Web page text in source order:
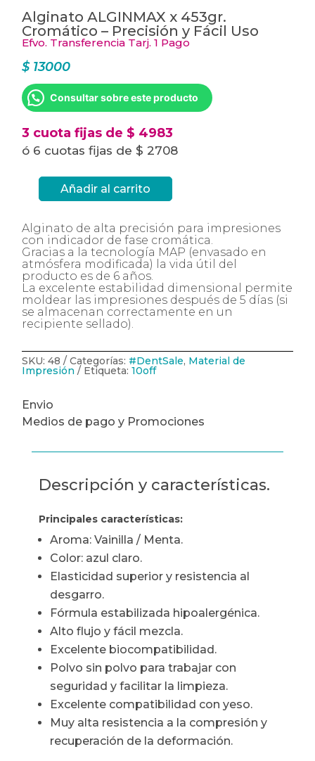
Alginato ALGINMAX x 453gr.
Cromático – Precisión y Fácil Uso
Efvo. Transferencia Tarj. 1 Pago
$13000
Consultar sobre este producto
3 cuota fijas de $ 4983
ó 6 cuotas fijas de $ 2708
Alginato
ALGINMAX
453gr.
Cromático
-
Precisión
y
Fácil
Uso
cantidad
Añadir al carrito
Alginato de alta precisión para impresiones
con indicador de fase cromática.
Gracias a la tecnología MAP (envasado en
atmósfera modificada) la vida útil del
producto es de 6 años.
La excelente estabilidad dimensional permite
moldear las impresiones después de 5 días (si
se almacenan correctamente en un
recipiente sellado).
SKU:48 Categorías: #DentSale, Material de
Impresión Etiqueta:10off
Envio
Medios de pago y Promociones
Descripción y características.
Principales características:
Aroma: Vainilla / Menta.
Color: azul claro.
Elasticidad superior y resistencia al
desgarro.
Fórmula estabilizada hipoalergénica.
Alto flujo y fácil mezcla.
Excelente biocompatibilidad.
Polvo sin polvo para trabajar con
seguridad y facilitar la limpieza.
Excelente compatibilidad con yeso.
Muy alta resistencia a la compresión y
recuperación de la deformación.